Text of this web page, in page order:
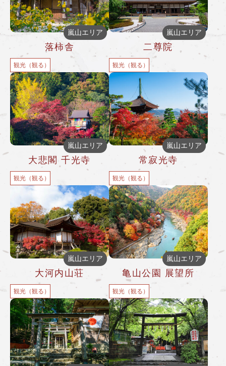
嵐山エリア
落柿舎
観光（観る）
嵐山エリア
二尊院
観光（観る）
嵐山エリア
大悲閣 千光寺
観光（観る）
嵐山エリア
常寂光寺
観光（観る）
嵐山エリア
大河内山荘
観光（観る）
嵐山エリア
亀山公園 展望所
観光（観る）